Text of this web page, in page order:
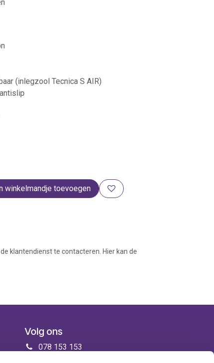
(inlegzool Tecnica S AIR)
winkelmandje toevoegen
klantendienst te contacteren. Hier kan de
Volg ons
078 153 153